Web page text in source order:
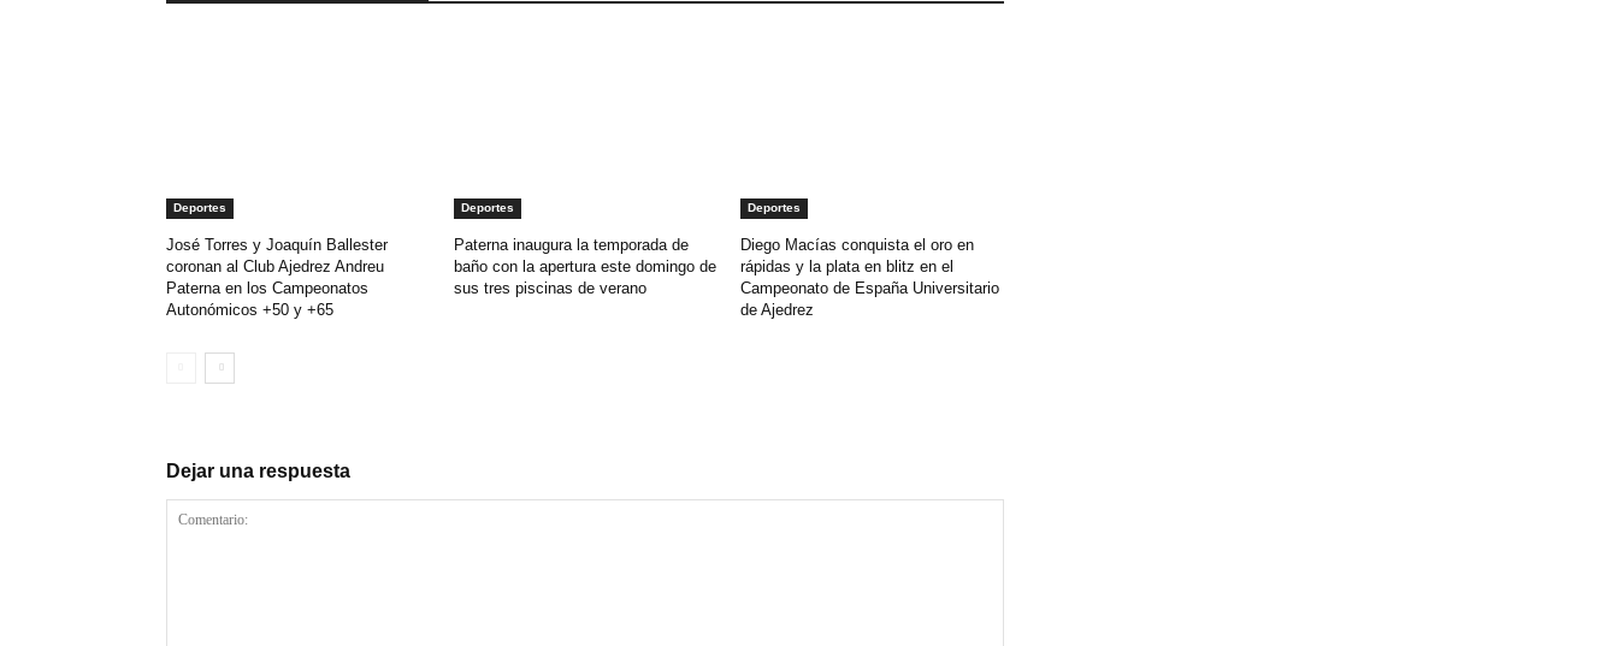
Deportes
José Torres y Joaquín Ballester
coronan al Club Ajedrez Andreu
Paterna en los Campeonatos
Autonómicos +50 y +65
Deportes
Paterna inaugura la temporada de
baño con la apertura este domingo de
sus tres piscinas de verano
Deportes
Diego Macías conquista el oro en
rápidas y la plata en blitz en el
Campeonato de España Universitario
de Ajedrez
Dejar una respuesta